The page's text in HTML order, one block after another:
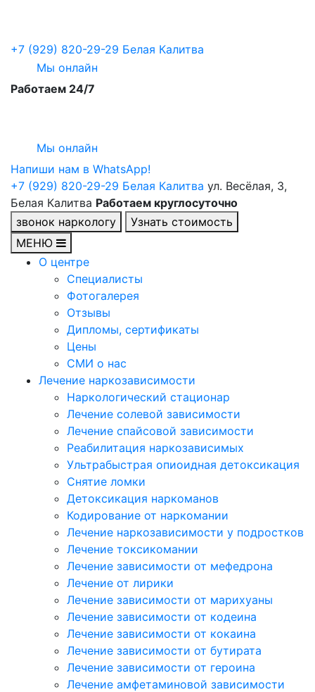
+7 (929) 820-29-29 Белая Калитва
Мы онлайн
Работаем 24/7
Мы онлайн
Напиши нам в WhatsApp!
+7 (929) 820-29-29 Белая Калитва ул. Весёлая, 3,
Белая Калитва Работаем круглосуточно
звонок наркологу
Узнать стоимость
МЕНЮ
О центре
Специалисты
Фотогалерея
Отзывы
Дипломы, сертификаты
Цены
СМИ о нас
Лечение наркозависимости
Наркологический стационар
Лечение солевой зависимости
Лечение спайсовой зависимости
Реабилитация наркозависимых
Ультрабыстрая опиоидная детоксикация
Снятие ломки
Детоксикация наркоманов
Кодирование от наркомании
Лечение наркозависимости у подростков
Лечение токсикомании
Лечение зависимости от мефедрона
Лечение от лирики
Лечение зависимости от марихуаны
Лечение зависимости от кодеина
Лечение зависимости от кокаина
Лечение зависимости от бутирата
Лечение зависимости от героина
Лечение амфетаминовой зависимости